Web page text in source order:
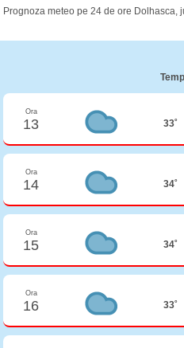
Prognoza meteo pe 24 de ore Dolhasca,
Ora
13 33˚
Ora
14 34˚
Ora
15 34˚
Ora
16 33˚